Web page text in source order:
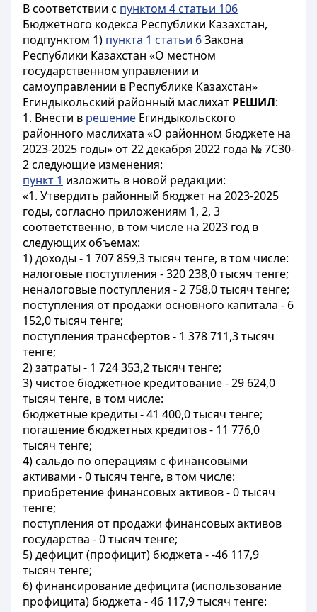
В соответствии с пунктом 4 статьи 106
Бюджетного кодекса Республики Казахстан,
подпунктом 1) пункта 1 статьи 6Закона
Республики Казахстан «О местном
государственном управлении и
самоуправлении в Республике Казахстан»
Егиндыкольский районный маслихат РЕШИЛ:
1. Внести в решение Егиндыкольского
районного маслихата «О районном бюджете на
2023-2025 годы» от 22 декабря 2022 года № 7С30-
2 следующие изменения:
пункт 1 изложить в новой редакции:
«1. Утвердить районный бюджет на 2023-2025
годы, согласно приложениям 1, 2, 3
соответственно, в том числе на 2023 год в
следующих объемах:
1) доходы - 1 707 859,3 тысяч тенге, в том числе:
налоговые поступления - 320 238,0 тысяч тенге;
неналоговые поступления - 2 758,0 тысяч тенге;
поступления от продажи основного капитала - 6
152,0 тысяч тенге;
поступления трансфертов - 1 378 711,3 тысяч
тенге;
2) затраты - 1 724 353,2 тысяч тенге;
3) чистое бюджетное кредитование - 29 624,0
тысяч тенге, в том числе:
бюджетные кредиты - 41 400,0 тысяч тенге;
погашение бюджетных кредитов - 11 776,0
тысяч тенге;
4) сальдо по операциям с финансовыми
активами - 0 тысяч тенге, в том числе:
приобретение финансовых активов - 0 тысяч
тенге;
поступления от продажи финансовых активов
государства - 0 тысяч тенге;
5) дефицит (профицит) бюджета - -46 117,9
тысяч тенге;
6) финансирование дефицита (использование
профицита) бюджета - 46 117,9 тысяч тенге: